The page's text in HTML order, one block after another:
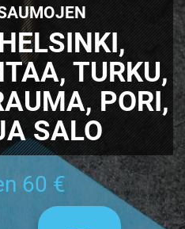
TURKU,
PORI,
SALO
60 €